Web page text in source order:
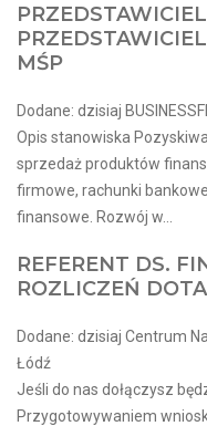
MŚP
Dodane: dzisiaj
Opis stanowiska
sprzedaż produktów
firmowe, rachunki
finansowe. Rozwój w...
REFERENT DS.
ROZLICZEŃ
Dodane: dzisiaj Centrum
Łódź
Jeśli do nas dołączysz
Przygotowywaniem